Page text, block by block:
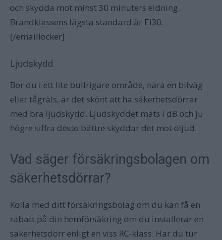
och skydda mot minst 30 minuters eldning.
Brandklassens lägsta standard är EI30.
[/emaillocker]
Ljudskydd
Bor du i ett lite bullrigare område, nära en bilväg
eller tågräls, är det skönt att ha säkerhetsdörrar
med bra ljudskydd. Ljudskyddet mäts i dB och ju
högre siffra desto bättre skyddar det mot oljud.
Vad säger försäkringsbolagen om
säkerhetsdörrar?
Kolla med ditt försäkringsbolag om du kan få en
rabatt på din hemförsäkring om du installerar en
säkerhetsdörr enligt en viss RC-klass. Har du tur